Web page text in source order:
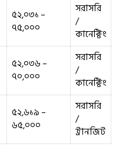
৫২,০৩১ –
৭৫,০০০
সরাসরি
/
কানেক্টিং
৫২,০৩৬ –
৭০,০০০
সরাসরি
/
কানেক্টিং
৫২,৬১৯ –
৬৫,০০০
সরাসরি
/
ট্রানজিট